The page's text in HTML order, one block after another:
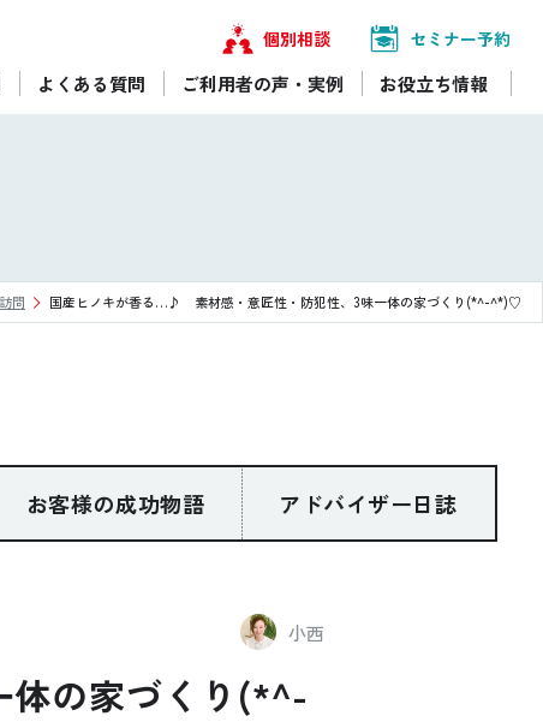
個別相談 セミナー予約
よくある質問 ご利用者の声・実例 お役立ち情報
問 国産ヒノキが香る…♪ 素材感・意匠性・防犯性、3味一体の家づくり(*^-^*)♡
お客様の成功物語 アドバイザー日誌
小西
の家づくり(*^-